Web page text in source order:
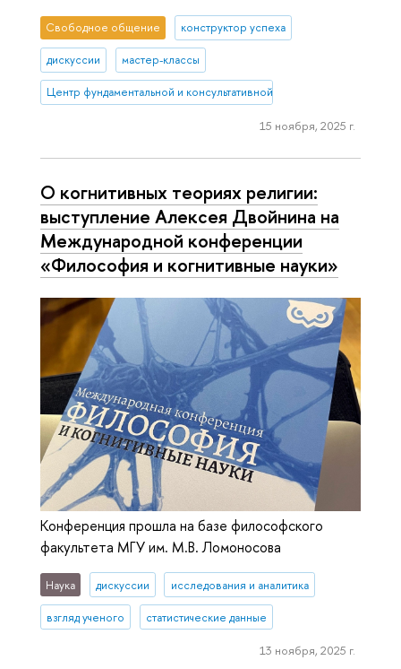
Свободное общение конструктор успеха
дискуссии мастер-классы
Центр фундаментальной и консультативной персонологии
15 ноября, 2025 г.
О когнитивных теориях религии:
выступление Алексея Двойнина на
Международной конференции
«Философия и когнитивные науки»
Конференция прошла на базе философского
факультета МГУ им. М.В. Ломоносова
Наука дискуссии исследования и аналитика
взгляд ученого статистические данные
13 ноября, 2025 г.